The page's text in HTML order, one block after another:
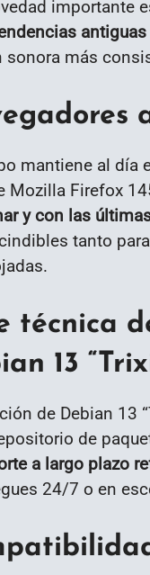
importante
sonora más
mantiene al día
Mozilla Firefox
y con las
tanto
técnica
13
de Debian 13
de
a largo plazo
24/7 o en